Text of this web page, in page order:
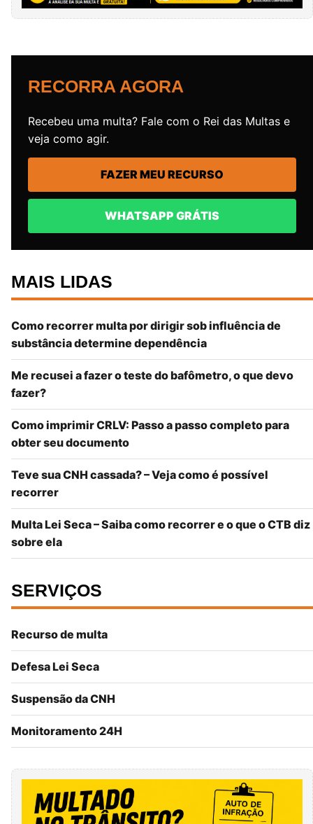
RECORRA AGORA
Recebeu uma multa? Fale com o Rei das Multas e
veja como agir.
FAZER MEU RECURSO
WHATSAPP GRÁTIS
MAIS LIDAS
Como recorrer multa por dirigir sob influência de
substância determine dependência
Me recusei a fazer o teste do bafômetro, o que devo
fazer?
Como imprimir CRLV: Passo a passo completo para
obter seu documento
Teve sua CNH cassada? – Veja como é possível
recorrer
Multa Lei Seca – Saiba como recorrer e o que o CTB diz
sobre ela
SERVIÇOS
Recurso de multa
Defesa Lei Seca
Suspensão da CNH
Monitoramento 24H